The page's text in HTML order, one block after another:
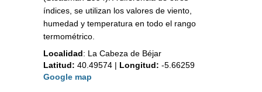
índices, se utilizan los valores de viento,
humedad y temperatura en todo el rango
termométrico.
Localidad: La Cabeza de Béjar
Latitud: 40.49574 | Longitud: -5.66259
Google map